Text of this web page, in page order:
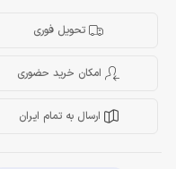
تحویل فوری
امکان خرید حضوری
ارسال به تمام ایران